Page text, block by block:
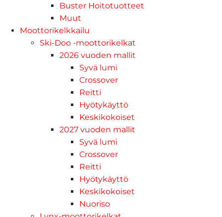
Buster Hoitotuotteet
Muut
Moottorikelkkailu
Ski-Doo -moottorikelkat
2026 vuoden mallit
Syvä lumi
Crossover
Reitti
Hyötykäyttö
Keskikokoiset
2027 vuoden mallit
Syvä lumi
Crossover
Reitti
Hyötykäyttö
Keskikokoiset
Nuoriso